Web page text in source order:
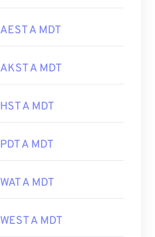
AEST A MDT
AKST A MDT
HST A MDT
PDT A MDT
WAT A MDT
WEST A MDT